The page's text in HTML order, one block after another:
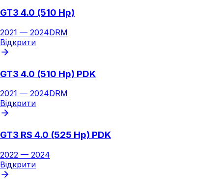
GT3 4.0 (510 Hp)
2021 — 2024DRM
Відкрити
GT3 4.0 (510 Hp) PDK
2021 — 2024DRM
Відкрити
GT3 RS 4.0 (525 Hp) PDK
2022 — 2024
Відкрити